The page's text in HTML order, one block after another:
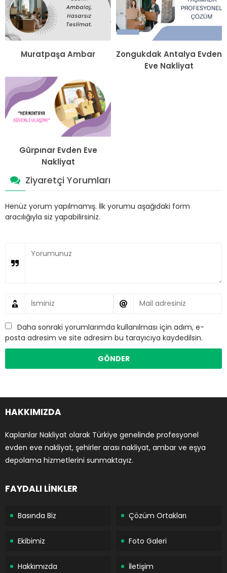
Muratpaşa Ambar
Zongukdak Antalya Evden
Eve Nakliyat
Gürpınar Evden Eve
Nakliyat
Ziyaretçi Yorumları
Henüz yorum yapılmamış. İlk yorumu aşağıdaki form
aracılığıyla siz yapabilirsiniz.
Daha sonraki yorumlarımda kullanılması için adım, e-
posta adresim ve site adresim bu tarayıcıya kaydedilsin.
HAKKIMIZDA
Kaplanlar Nakliyat olarak Türkiye genelinde profesyonel
evden eve nakliyat, şehirler arası nakliyat, ambar ve eşya
depolama hizmetlerini sunmaktayız.
FAYDALI LİNKLER
Basında Biz Çözüm Ortakları
Ekibimiz Foto Galeri
Hakkımızda İletişim